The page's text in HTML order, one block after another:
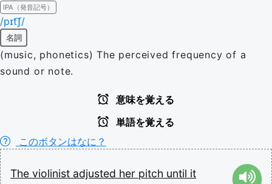
IPA（発音記号）
/pɪt͡ʃ/
名詞
(music, phonetics) The perceived frequency of a
sound or note.
意味を覚える
単語を覚える
このボタンはなに？
The violinist adjusted her pitch until it